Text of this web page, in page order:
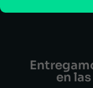
en